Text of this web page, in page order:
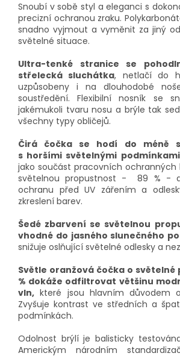
Snoubí v sobě styl a eleganci s
precizní ochranou zraku.
snadno vyjmout a vyměnit za jiný
světelné situace.
Ultra-tenké stranice se
střelecká sluchátka, netlačí do
uzpůsobeny i na dlouhodobé
soustředění. Flexibilní nosník se
jakémukoli tvaru nosu a brýle tak
všechny typy obličejů.
Čirá čočka se hodí do méně
s horšími světelnými
jako součást pracovních ochranných
světelnou propustnost - 89 % -
ochranu před UV zářením a
zkreslení barev.
Šedé zbarvení se světelnou
vhodné do jasného slunečného
snižuje oslňující světelné odlesky a
Světle oranžová čočka o světelné
% dokáže odfiltrovat většinu
vln, které jsou hlavním důvodem
Zvyšuje kontrast ve středních a
podmínkách.
Odolnost brýlí je balisticky
Americkým národním